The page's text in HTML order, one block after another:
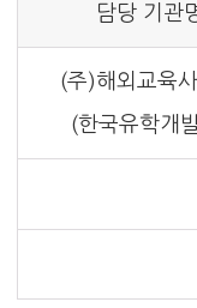
담당 기관
(주)해외교육
(한국유학개